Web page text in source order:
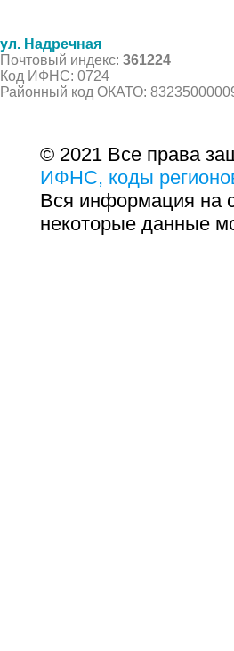
ул. Надречная
Почтовый индекс: 361224
Код ИФНС: 0724
Районный код ОКАТО:
© 2021 Все права
ИФНС, коды
Вся информация на
некоторые данные